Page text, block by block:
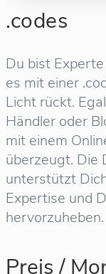
.codes
Du bist
es mit einer
Licht rückt.
Händler oder
mit einem
überzeugt. Die
unterstützt
Expertise und
hervorzuheben.
Preis /